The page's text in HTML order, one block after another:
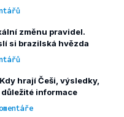
změnu pravidel.
si brazilská hvězda
hrají Češi, výsledky,
informace